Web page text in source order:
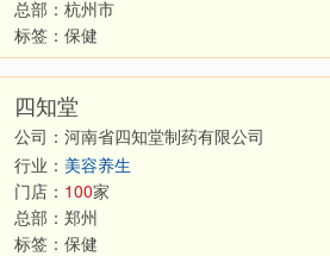
总部： 杭州市
标签： 保健
四知堂
公司：河南省四知堂制药有限公司
行业： 美容养生
门店： 100家
总部： 郑州
标签： 保健